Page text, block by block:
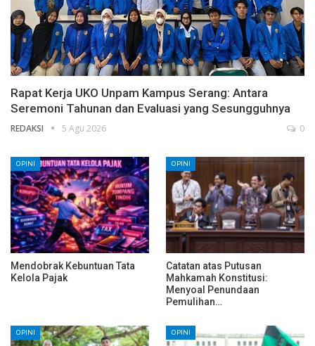
Rapat Kerja UKO Unpam Kampus Serang: Antara
Seremoni Tahunan dan Evaluasi yang Sesungguhnya
REDAKSI 5 Agu 2026 0
OPINI
Mendobrak Kebuntuan Tata
Kelola Pajak
OPINI
Catatan atas Putusan
Mahkamah Konstitusi:
Menyoal Penundaan
Pemulihan…
OPINI OPINI